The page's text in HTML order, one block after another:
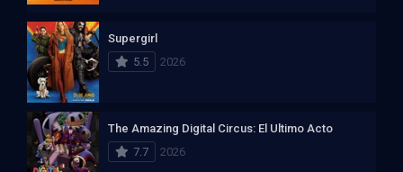
Supergirl
5.5
2026
The Amazing Digital Circus: El Ultimo Acto
7.7
2026